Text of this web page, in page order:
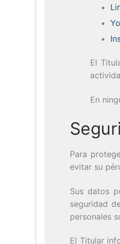
El
En
Para
evitar su
Sus datos
seguridad
personales
El Titular